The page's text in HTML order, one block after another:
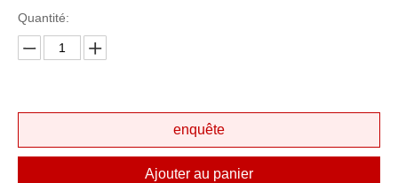
Quantité:
enquête
Ajouter au panier